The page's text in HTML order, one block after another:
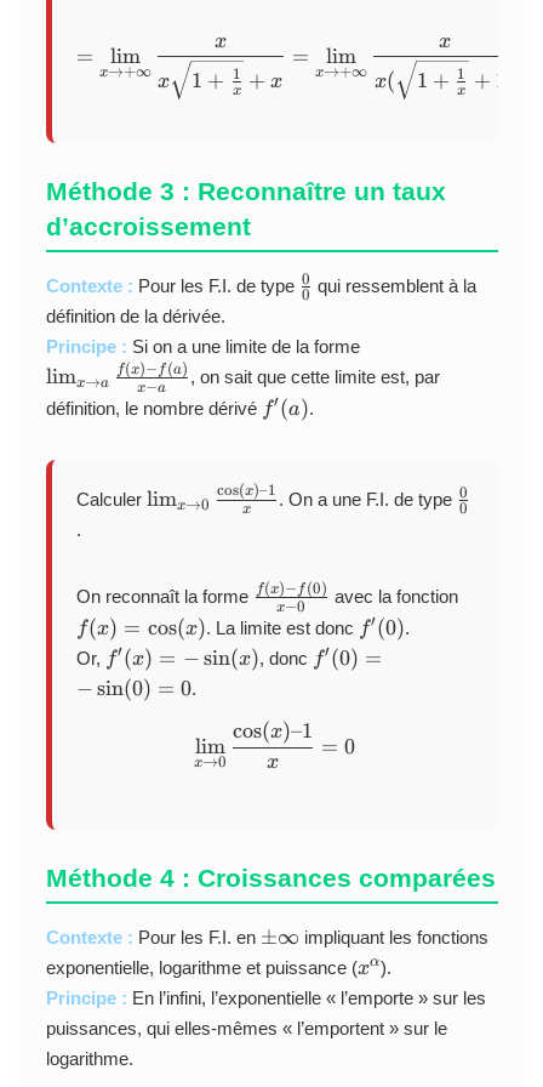
2
+
7
}
^
2
-
+
y
(
s
q
rt
{
x
^
x
)
n
= \lim_{x \to +\infty}
=
x→+∞
lim
x 1 + x
1 + x
x
=
x→+∞
lim
x( 1 + x
1 + 1
x
Méthode 3 : Reconnaître un taux
d’accroissement
Contexte : Pour les F.I. de type \
f
r
a
c
{
{
0
0
0 qui ressemblent à la
définition de la dérivée.
Principe : Si on a une limite de la forme\l
i
\
}
\f
)
}
{
x
-
a
}
limx→a x−a
f(x)− f (a) , on sait que cette limite est, par
définition, le nombre dérivé f
a
)
f′(a).
Calculer \l
{
x
\
t
o
{
\
c
s(
x
)
limx→0 x
cos(x)–1 . On a une F.I. de type \
f
c
0
0
.
On reconnaît la forme \
f
r
a
f
f
(
)
}
{
x
x−0
f(x)− f (0) avec la fonctionf(
f(x) = cos(x). La limite est donc ff′(0).
Or, f'
(
(
x
)
f′(x) = −sin(x), donc f'
=
(
0
)
=
f′(0) =
−sin(0) = 0.
\lim_{x \to 0}
x→0
lim
x
cos(x)–1
= 0
Méthode 4 : Croissances comparées
Contexte : Pour les F.I. en \
p
m
\i
n
±∞ impliquant les fonctions
exponentielle, logarithme et puissance (x
^
a
xα).
Principe : En l’infini, l’exponentielle « l’emporte » sur les
puissances, qui elles-mêmes « l’emportent » sur le
logarithme.